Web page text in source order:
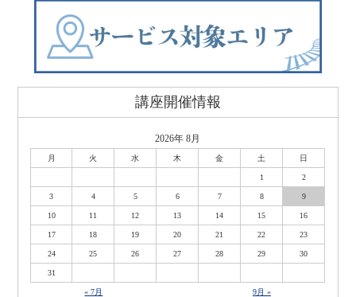
講座開催情報
2026年 8月
月 火 水 木 金 土 日
1 2
3 4 5 6 7 8 9
10 11 12 13 14 15 16
17 18 19 20 21 22 23
24 25 26 27 28 29 30
31
« 7月 9月 »